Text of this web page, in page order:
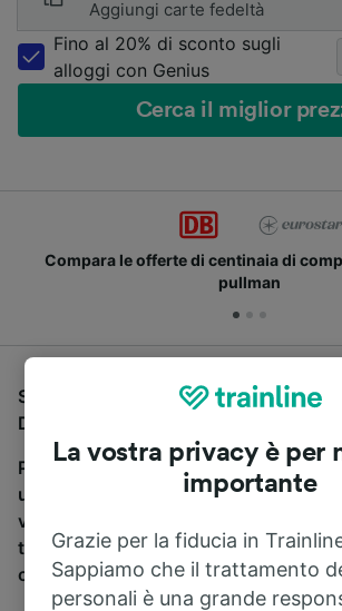
Aggiungi carte fedeltà
Fino al 20% di sconto sugli
alloggi con Genius
Cerca il miglior
Compara le offerte di centinaia di
pullman
Se stai cercando un pullman per
Dresden Hbf, sei nel posto giusto.
Per trovare i biglietti dei pullman, è
una ricerca in alto, e compareremo i
viaggio in treno e in pullman. Con
trovare i biglietti per viaggiare con
compagnie ferroviarie e dei pullman.
La vostra privacy è per
importante
Grazie per la fiducia in
Sappiamo che il trattamento
personali è una grande